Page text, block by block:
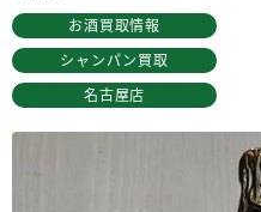
お酒買取情報
シャンパン買取
名古屋店